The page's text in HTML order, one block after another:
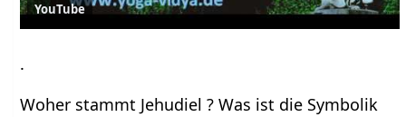
YouTube
.
Woher stammt Jehudiel ? Was ist die Symbolik